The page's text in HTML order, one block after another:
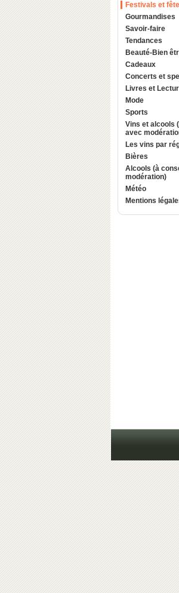
Festivals et
Gourmandises
Savoir-faire
Tendances
Beauté-Bien
Cadeaux
Concerts et
Livres et
Mode
Sports
Vins et alcools
avec
Les vins par
Bières
Alcools (à
modération)
Météo
Mentions